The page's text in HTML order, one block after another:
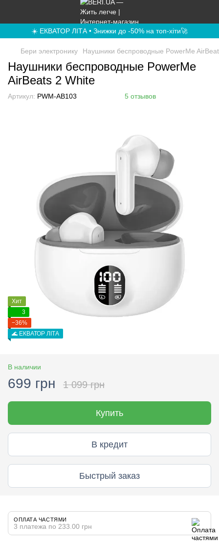
☀️ ЕКВАТОР ЛІТА • Знижки до -50% на топ-хіти🚀
Бери электронику Наушники беспроводные PowerMe
Наушники беспроводные PowerMe
AirBeats 2 White
Артикул: PWM-AB103 5 отзывов
Хит
3
−36%
🌊 ЕКВАТОР ЛІТА
В наличии
699 грн 1 099 грн
Купить
В кредит
Быстрый заказ
ОПЛАТА ЧАСТЯМИ
3 платежа по 233.00 грн